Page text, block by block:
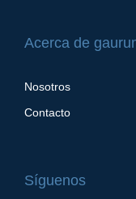
Acerca de
Nosotros
Contacto
Síguenos